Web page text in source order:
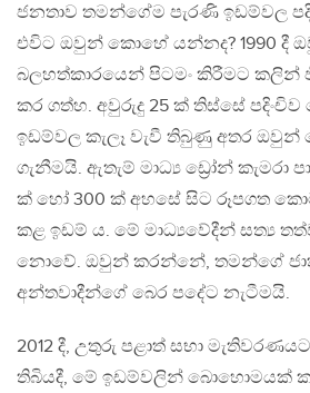
ජනතාව තමන්ගේම පැරණි ඉඩම්වල
එවිට ඔවුන් කොහේ යන්නද? 1990 දී
බලහත්කාරයෙන් පිටමං කිරීමට කලින්
කර ගත්හ. අවුරුදු 25 ක් තිස්සේ
ඉඩම්වල කැලෑ වැවී තිබුණු අතර ඔවුන්
ගැනීමයි. ඇතැම් මාධ්‍ය ඩ්‍රෝන් කැමරා
ක් හෝ 300 ක් අහසේ සිට රූපගත
කළ ඉඩම් ය. මේ මාධ්‍යවේදීන් සත්‍ය
නොවේ. ඔවුන් කරන්නේ, තමන්ගේ
අන්තවාදීන්ගේ බෙර පදේට නැටීමයි.
2012 දී, උතුරු පළාත් සභා
තිබියදී, මේ ඉඩම්වලින් බොහොමයක්